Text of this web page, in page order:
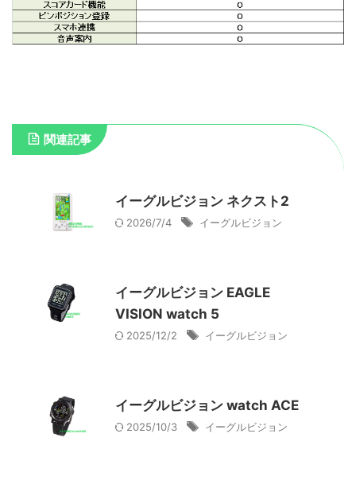
関連記事
イーグルビジョン ネクスト2
2026/7/4 イーグルビジョン
イーグルビジョン EAGLE
VISION watch 5
2025/12/2 イーグルビジョン
イーグルビジョン watch ACE
2025/10/3 イーグルビジョン